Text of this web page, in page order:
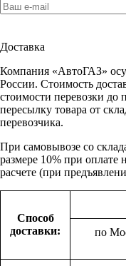
Доставка
Компания «АвтоГАЗ»
России. Стоимость
стоимости перевозки до
пересылку товара от
перевозчика.
При самовывозе со
размере 10% при
расчете (при
Способ
доставки:
по